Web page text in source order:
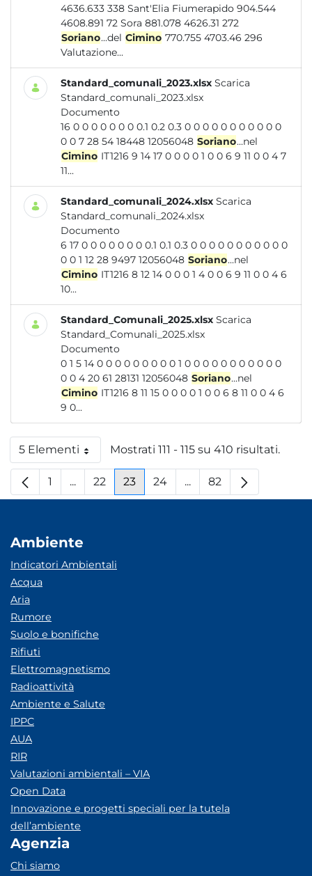
4636.633 338 Sant'Elia Fiumerapido 904.544
4608.891 72 Sora 881.078 4626.31 272
Soriano...del Cimino 770.755 4703.46 296
Valutazione...
Standard_comunali_2023.xlsx Scarica
Standard_comunali_2023.xlsx
Documento
16 0 0 0 0 0 0 0 0.1 0.2 0.3 0 0 0 0 0 0 0 0 0 0 0
0 0 7 28 54 18448 12056048 Soriano...nel
Cimino IT1216 9 14 17 0 0 0 0 1 0 0 6 9 11 0 0 4 7
11...
Standard_comunali_2024.xlsx Scarica
Standard_comunali_2024.xlsx
Documento
6 17 0 0 0 0 0 0 0 0.1 0.1 0.3 0 0 0 0 0 0 0 0 0 0 0
0 0 1 12 28 9497 12056048 Soriano...nel
Cimino IT1216 8 12 14 0 0 0 1 4 0 0 6 9 11 0 0 4 6
10...
Standard_Comunali_2025.xlsx Scarica
Standard_Comunali_2025.xlsx
Documento
0 1 5 14 0 0 0 0 0 0 0 0 0 1 0 0 0 0 0 0 0 0 0 0 0
0 0 4 20 61 28131 12056048 Soriano...nel
Cimino IT1216 8 11 15 0 0 0 0 1 0 0 6 8 11 0 0 4 6
9 0...
5 ElementiPer paginaMostrati 111 - 115 su 410 risultati.
Pagina
1 ...Pagine intermedie
Pagina
22 Pagina
23 Pagina
24 ...Pagine intermedie
Pagina
82
Ambiente
Indicatori Ambientali
Acqua
Aria
Rumore
Suolo e bonifiche
Rifiuti
Elettromagnetismo
Radioattività
Ambiente e Salute
IPPC
AUA
RIR
Valutazioni ambientali – VIA
Open Data
Innovazione e progetti speciali per la tutela
dell’ambiente
Agenzia
Chi siamo